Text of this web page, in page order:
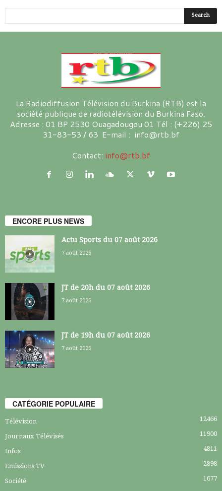
La Radiodiffusion Télévision du Burkina (RTB) est la
société publique de radiotélévision du Burkina Faso.
Adresse : 01 BP 2530 Ouagadougou 01 Tél : (+226) 25
31-83-53 / 63 E-mail : info@rtb.bf
Contact: info@rtb.bf
ENCORE PLUS NEWS
Actu Sports du 07 août 2026
7 août 2026
JT de 20h du 07 août 2026
7 août 2026
JT de 19h du 07 août 2026
7 août 2026
CATÉGORIE POPULAIRE
Télévision 12466
Journaux Télévisés 11900
Infos 4811
Emissions TV 2898
Société
1677